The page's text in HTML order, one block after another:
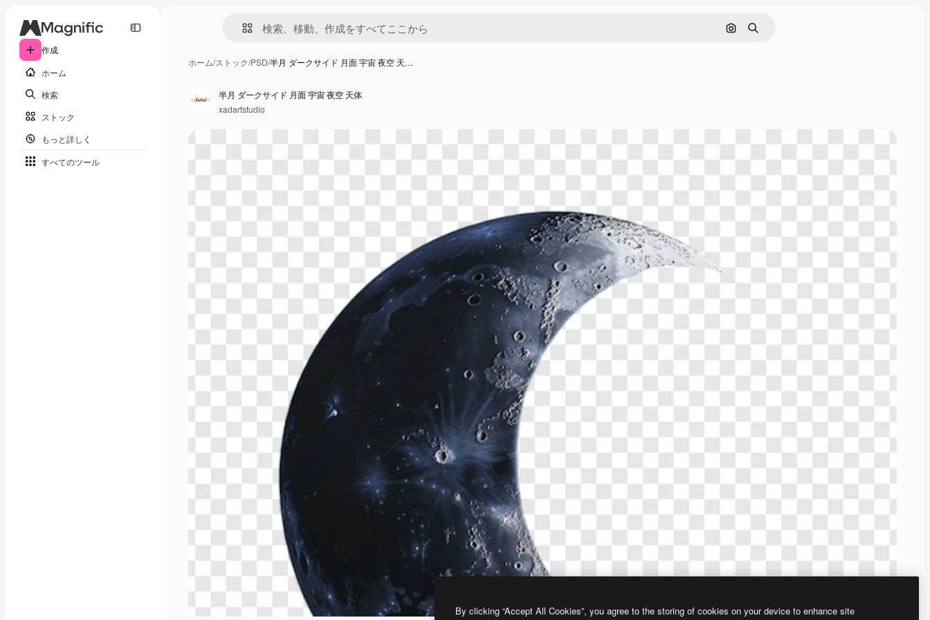
作成
ホーム
検索
ストック
もっと詳しく
すべてのツール
画像で検索
検索
ホーム/ストック/PSD/半月 ダークサイド 月面 宇宙 夜空 天…
半月 ダークサイド 月面 宇宙 夜空 天体
xadartstudio
By clicking “Accept All Cookies”, you agree to the storing of cookies on your device to enhance site